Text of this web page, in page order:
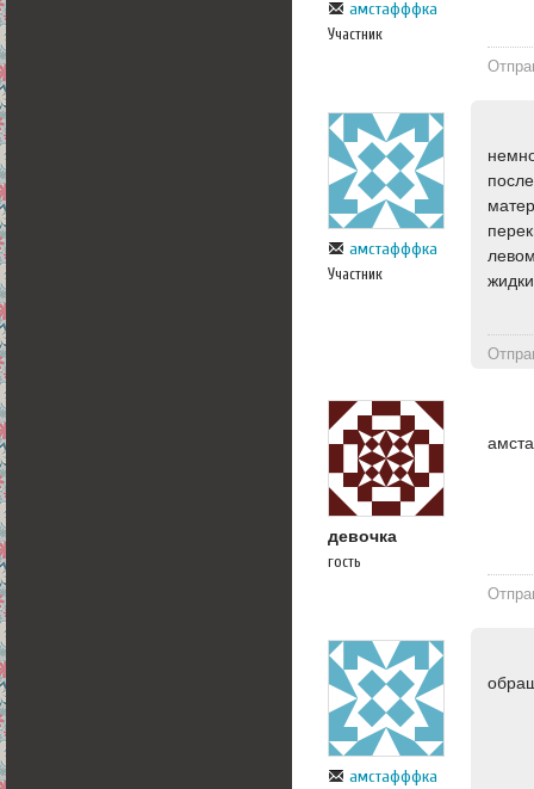
амстафффка
Участник
амстафффка
Участник
девочка
гость
амстафффка